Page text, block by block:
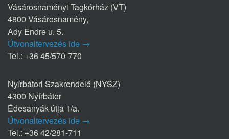
Vásárosnaményi Tagkórház (VT)
4800 Vásárosnamény,
Ady Endre u. 5.
Útvonaltervezés ide →
Tel.: +36 45/570-770
Nyírbátori Szakrendelő (NYSZ)
4300 Nyírbátor
Édesanyák útja 1/a.
Útvonaltervezés ide →
Tel.: +36 42/281-711